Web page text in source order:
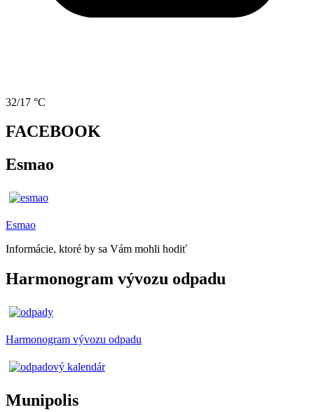
32/17 °C
FACEBOOK
Esmao
Esmao
Informácie, ktoré by sa Vám mohli hodiť
Harmonogram vývozu odpadu
Harmonogram vývozu odpadu
Munipolis